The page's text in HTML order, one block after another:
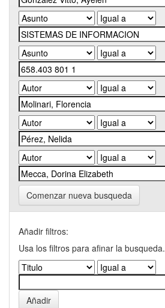
Comenzar nueva busqueda
Añadir filtros:
Usa los filtros para afinar la busqueda.